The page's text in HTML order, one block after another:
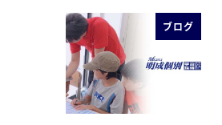
ブログ